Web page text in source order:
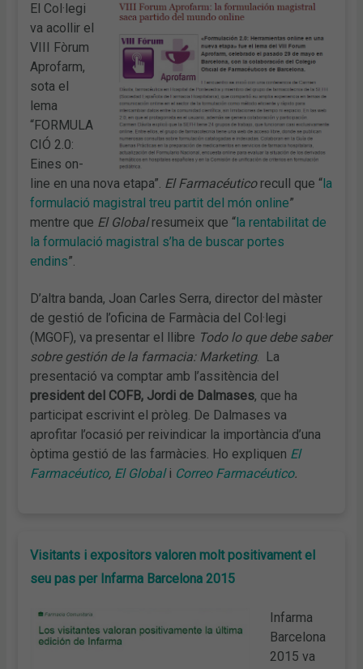
El Col·legi
va acollir el
VIII Fòrum
Aprofarm,
sota el
lema
“FORMULA
CIÓ 2.0:
Eines on-
line en una nova etapa”. El Farmacéuticorecull que “ la
formulació magistral treu partit del món online”
mentre que El Globalresumeix que “ la rentabilitat de
la formulació magistral s’ha de buscar portes
endins”.
D’altra banda, Joan Carles Serra, director del màster
de gestió de l’oficina de Farmàcia del Col·legi
(MGOF), va presentar el llibre Todo lo que debe saber
sobre gestión de la farmacia: Marketing. La
presentació va comptar amb l’assitència del
president del COFB, Jordi de Dalmases, que ha
participat escrivint el pròleg. De Dalmases va
aprofitar l’ocasió per reivindicar la importància d’una
òptima gestió de las farmàcies. Ho expliquen El
Farmacéutico, El Globali Correo Farmacéutico.
Visitants i expositors valoren molt positivament el
seu pas per Infarma Barcelona 2015
Infarma
Barcelona
2015 va